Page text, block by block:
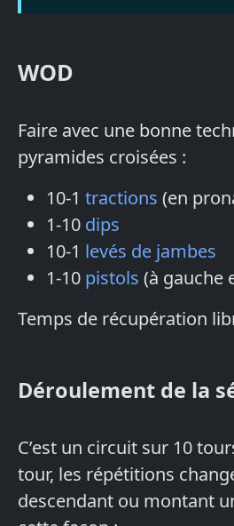
WOD
Faire avec une bonne
pyramides croisées :
10-1 tractions (en
1-10 dips
10-1 levés de jambes
1-10 pistols (à gauche
Temps de récupération
Déroulement de la
C’est un circuit sur 10
tour, les répétitions
descendant ou montant